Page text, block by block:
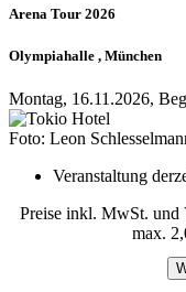
Arena Tour 2026
Olympiahalle , München
Montag, 16.11.2026,
Foto: Leon
Veranstaltung
Preise inkl. MwSt. und
max.